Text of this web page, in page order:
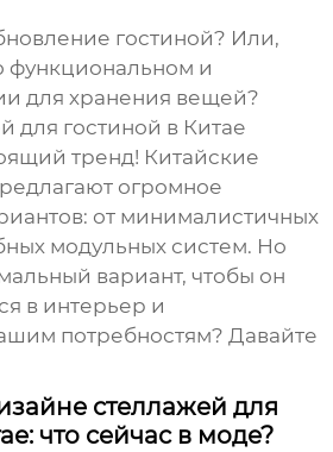
гостиной? Или,
функциональном и
для хранения вещей?
для гостиной в Китае
тренд! Китайские
огромное
от минималистичных
модульных систем. Но
вариант, чтобы он
в интерьер и
потребностям? Давайте
стеллажей для
что сейчас в моде?